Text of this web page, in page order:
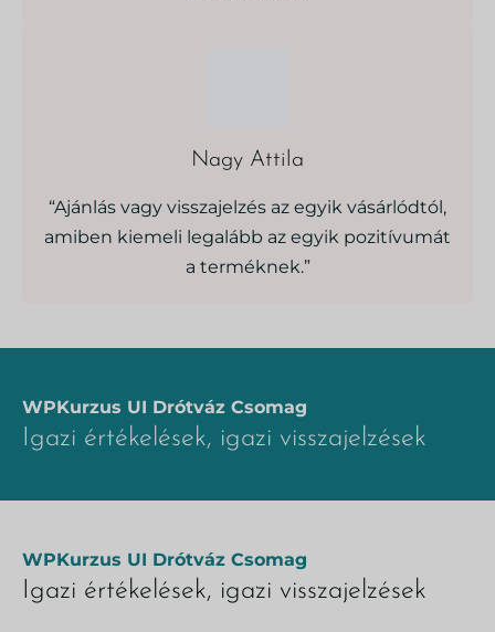
Nagy Attila
“Ajánlás vagy visszajelzés az egyik vásárlódtól,
amiben kiemeli legalább az egyik pozitívumát
a terméknek.”
WPKurzus UI Drótváz Csomag
Igazi értékelések, igazi visszajelzések
WPKurzus UI Drótváz Csomag
Igazi értékelések, igazi visszajelzések